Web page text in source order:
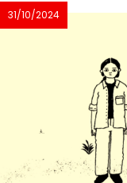
31/10/2024